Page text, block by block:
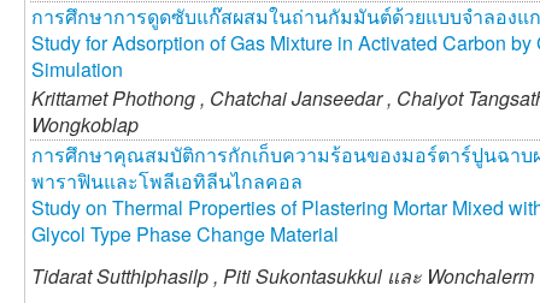
การศึกษาการดูดซับแก๊สผสมในถ่านกัมมันต์ด้วยแบบจำลอง
Study for Adsorption of Gas Mixture in Activated Carbon
Simulation
Krittamet Phothong , Chatchai Janseedar , Chaiyot
Wongkoblap
การศึกษาคุณสมบัติการกักเก็บความร้อนของมอร์ตาร์ปูนฉาบ
พาราฟินและโพลีเอทิลีนไกลคอล
Study on Thermal Properties of Plastering Mortar Mixed
Glycol Type Phase Change Material
Tidarat Sutthiphasilp , Piti Sukontasukkul และ